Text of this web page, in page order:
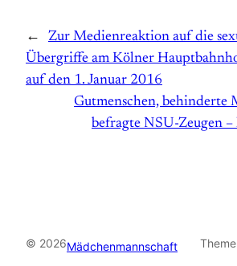
←
Zur Medienreaktion auf die
Übergriffe am Kölner
auf den 1. Januar 2016
Gutmenschen, behinderte
befragte NSU-Zeugen
© 2026Mädchenmannschaft